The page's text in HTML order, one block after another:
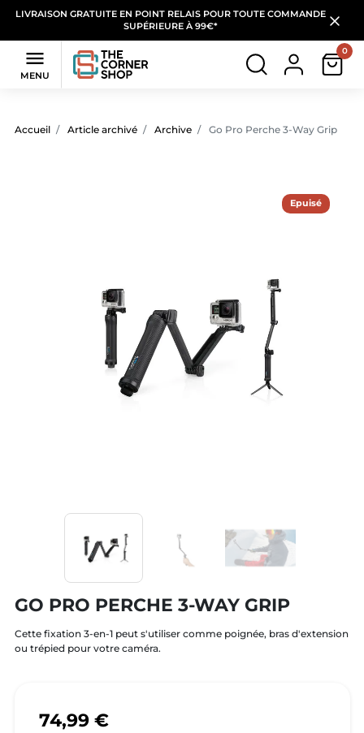
LIVRAISON GRATUITE EN POINT RELAIS POUR TOUTE COMMANDE
SUPÉRIEURE À 99€*

MENU
0
Accueil Article archivé Archive Go Pro Perche 3-Way Grip
Epuisé
GO PRO PERCHE 3-WAY GRIP
Cette fixation 3-en-1 peut s'utiliser comme poignée, bras d'extension
ou trépied pour votre caméra.
74,99 €